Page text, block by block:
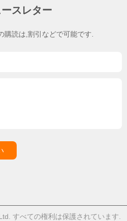
スレター
購読は,割引などで可能です.
すべての権利は保護されています.